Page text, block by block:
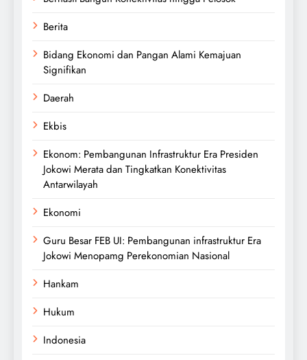
Berita
Bidang Ekonomi dan Pangan Alami Kemajuan
Signifikan
Daerah
Ekbis
Ekonom: Pembangunan Infrastruktur Era Presiden
Jokowi Merata dan Tingkatkan Konektivitas
Antarwilayah
Ekonomi
Guru Besar FEB UI: Pembangunan infrastruktur Era
Jokowi Menopamg Perekonomian Nasional
Hankam
Hukum
Indonesia